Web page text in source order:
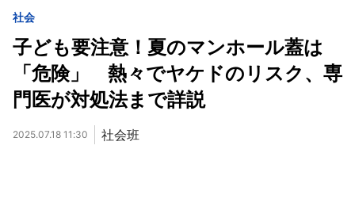
社会
子ども要注意！夏のマンホール蓋は
「危険」 熱々でヤケドのリスク、専
門医が対処法まで詳説
2025.07.18 11:30 社会班